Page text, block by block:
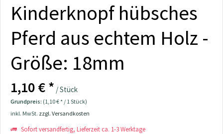
Kinderknopf hübsches
Pferd aus echtem Holz -
Größe: 18mm
1,10 € * / Stück
Grundpreis: (1,10 € * / 1 Stück)
inkl. MwSt. zzgl. Versandkosten
Sofort versandfertig, Lieferzeit ca. 1-3 Werktage